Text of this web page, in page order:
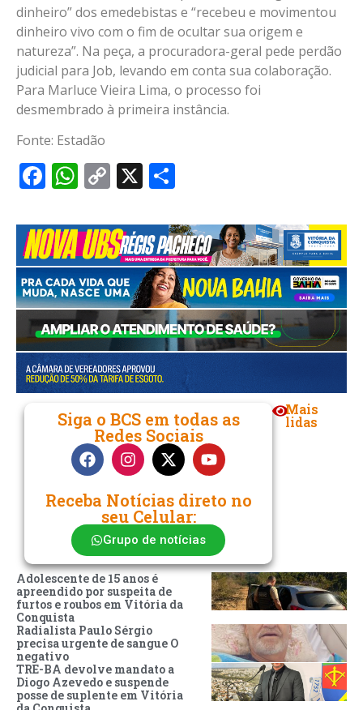
dinheiro” dos emedebistas e “recebeu e movimentou
dinheiro vivo com o fim de ocultar sua origem e
natureza”. Na peça, a procuradora-geral pede perdão
judicial para Job, levando em conta sua colaboração.
Para Marluce Vieira Lima, o processo foi
desmembrado à primeira instância.
Fonte: Estadão
Facebook
WhatsApp
Copy
X
Siga o BCS em todas as
Redes Sociais
Receba Notícias direto no
seu Celular:
Grupo de notícias
Mais
lidas
Adolescente de 15 anos é
apreendido por suspeita de
furtos e roubos em Vitória da
Conquista
Radialista Paulo Sérgio
precisa urgente de sangue O
negativo
TRE-BA devolve mandato a
Diogo Azevedo e suspende
posse de suplente em Vitória